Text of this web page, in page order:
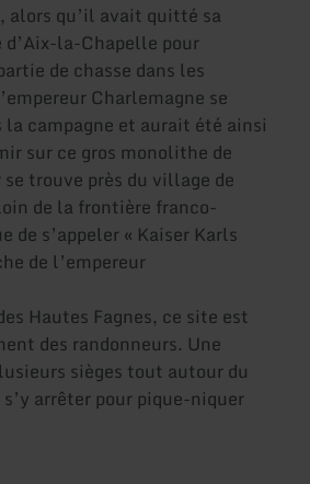
alors qu’il avait quitté sa
d’Aix-la-Chapelle pour
de chasse dans les
Charlemagne se
la campagne et aurait été ainsi
sur ce gros monolithe de
trouve près du village de
de la frontière franco-
s’appeler « Kaiser Karls
de l’empereur
Hautes Fagnes, ce site est
des randonneurs. Une
sièges tout autour du
arrêter pour pique-niquer